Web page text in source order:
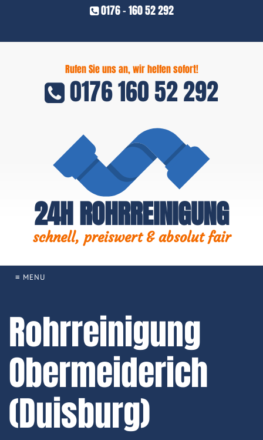
0176 - 160 52 292
Rufen Sie uns an, wir helfen sofort!
0176 160 52 292
24H ROHRREINIGUNG
schnell, preiswert & absolut fair
≡ MENU
Rohrreinigung
Obermeiderich
(Duisburg)